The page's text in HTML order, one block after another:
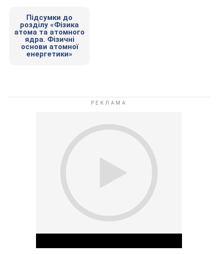
Підсумки до
розділу «Фізика
атома та атомного
ядра. Фізичні
основи атомної
енергетики»